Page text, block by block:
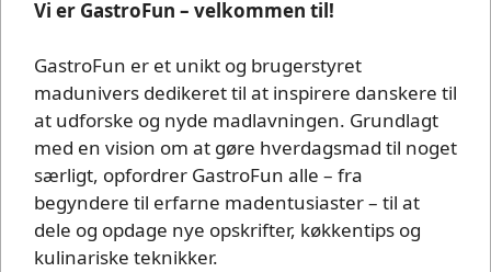
Vi er GastroFun – velkommen til!
GastroFun er et unikt og brugerstyret
madunivers dedikeret til at inspirere danskere til
at udforske og nyde madlavningen. Grundlagt
med en vision om at gøre hverdagsmad til noget
særligt, opfordrer GastroFun alle – fra
begyndere til erfarne madentusiaster – til at
dele og opdage nye opskrifter, køkkentips og
kulinariske teknikker.